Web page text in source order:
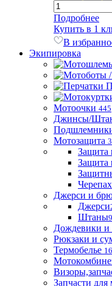
Подробнее
Купить в 1
В
Экипировка
Мотоочки 445
Джинсы/
Мотозащита
Защита
Защита
Джерси и
Джерси
Штаны
Дождевики и
Рюкзаки и
Термобелье
Запчасти для